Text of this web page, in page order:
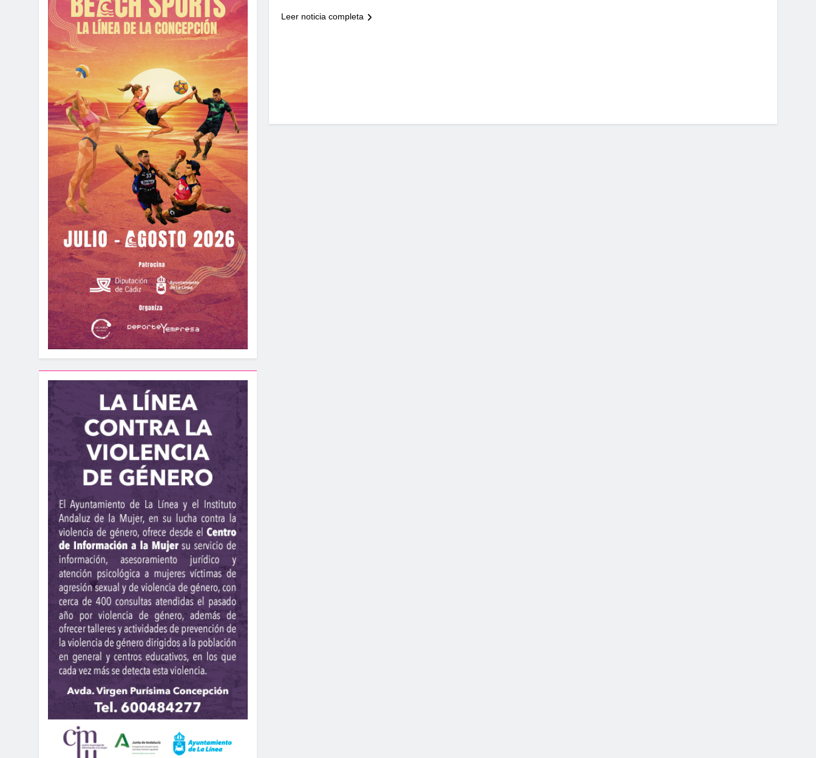
Leer noticia completa